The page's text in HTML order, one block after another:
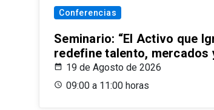
Conferencias
Seminario: “El Activo que
redefine talento, mercados
19 de Agosto de 2026
09:00 a 11:00 horas